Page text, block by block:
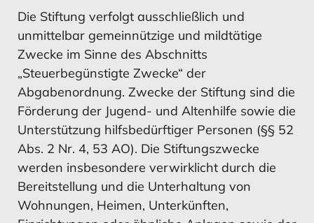
Bestätigungsvermerk
MEHR ERFAHREN
Mitarbeiter
MEHR ERFAHREN
Die Stiftung verfolgt ausschließlich und
unmittelbar gemeinnützige und mildtätige
Zwecke im Sinne des Abschnitts
„Steuerbegünstigte Zwecke“ der
Abgabenordnung. Zwecke der Stiftung sind die
Förderung der Jugend- und Altenhilfe sowie die
Unterstützung hilfsbedürftiger Personen (§§ 52
Abs. 2 Nr. 4, 53 AO). Die Stiftungszwecke
werden insbesondere verwirklicht durch die
Bereitstellung und die Unterhaltung von
Wohnungen, Heimen, Unterkünften,
Bestätigungsvermerk
MEHR ERFAHREN
MEHR ERFAHREN
Risikomanagement
MEHR ERFAHREN